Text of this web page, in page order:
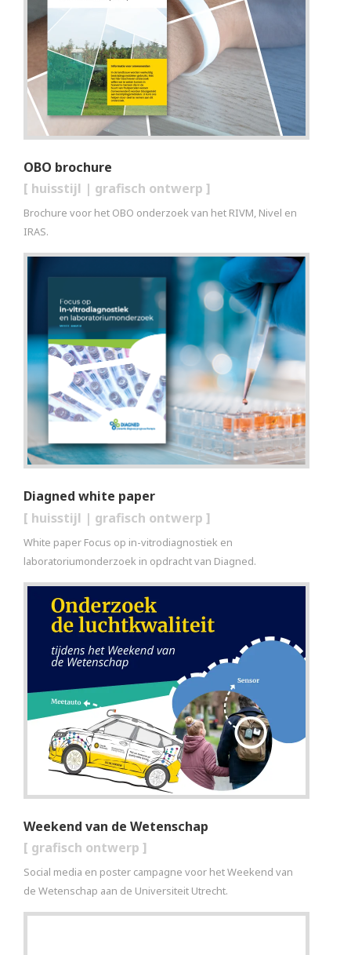
OBO brochure
[ huisstijl | grafisch ontwerp ]
Brochure voor het OBO onderzoek van het RIVM, Nivel en
IRAS.
Diagned white paper
[ huisstijl | grafisch ontwerp ]
White paper Focus op in-vitrodiagnostiek en
laboratoriumonderzoek in opdracht van Diagned.
Weekend van de Wetenschap
[ grafisch ontwerp ]
Social media en poster campagne voor het Weekend van
de Wetenschap aan de Universiteit Utrecht.